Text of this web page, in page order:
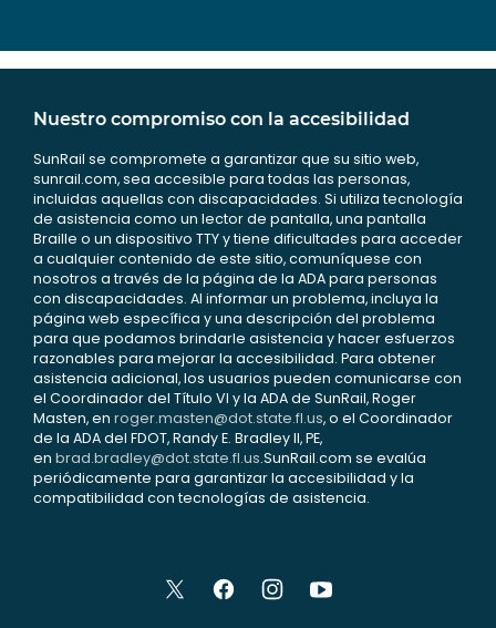
Nuestro compromiso con la accesibilidad
SunRail se compromete a garantizar que su sitio web,
sunrail.com, sea accesible para todas las personas,
incluidas aquellas con discapacidades. Si utiliza tecnología
de asistencia como un lector de pantalla, una pantalla
Braille o un dispositivo TTY y tiene dificultades para acceder
a cualquier contenido de este sitio, comuníquese con
nosotros a través de la página de la ADA para personas
con discapacidades. Al informar un problema, incluya la
página web específica y una descripción del problema
para que podamos brindarle asistencia y hacer esfuerzos
razonables para mejorar la accesibilidad. Para obtener
asistencia adicional, los usuarios pueden comunicarse con
el Coordinador del Título VI y la ADA de SunRail, Roger
Masten, en roger.masten@dot.state.fl.us, o el Coordinador
de la ADA del FDOT, Randy E. Bradley II, PE,
en brad.bradley@dot.state.fl.us.SunRail.com se evalúa
periódicamente para garantizar la accesibilidad y la
compatibilidad con tecnologías de asistencia.